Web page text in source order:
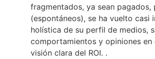
fragmentados, ya sean
(espontáneos), se ha vuelto casi
holística de su perfil de medios,
comportamientos y opiniones
visión clara del ROI. .